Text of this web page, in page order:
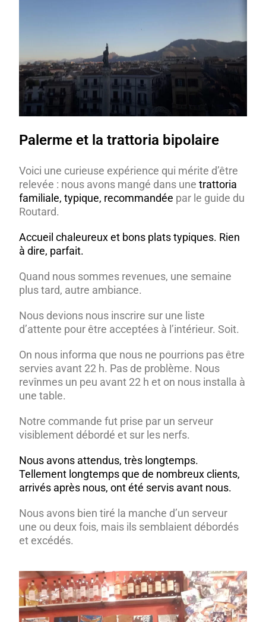
Palerme et la trattoria bipolaire
Voici une curieuse expérience qui mérite d’être
relevée : nous avons mangé dans unetrattoria
familiale, typique, recommandée par le guide du
Routard.
Accueil chaleureux et bons plats typiques. Rien
à dire, parfait.
Quand nous sommes revenues, une semaine
plus tard, autre ambiance.
Nous devions nous inscrire sur une liste
d’attente pour être acceptées à l’intérieur. Soit.
On nous informa que nous ne pourrions pas être
servies avant 22 h. Pas de problème. Nous
revînmes un peu avant 22 h et on nous installa à
une table.
Notre commande fut prise par un serveur
visiblement débordé et sur les nerfs.
Nous avons attendus, très longtemps.
Tellement longtemps que de nombreux clients,
arrivés après nous, ont été servis avant nous.
Nous avons bien tiré la manche d’un serveur
une ou deux fois, mais ils semblaient débordés
et excédés.